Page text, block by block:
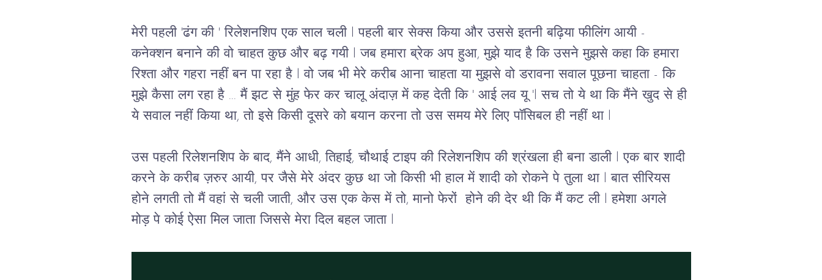
मेरी पहली 'ढंग की ' रिलेशनशिप एक साल चली l पहली बार सेक्स किया और उससे इतनी बढ़िया फीलिंग आयी -
कनेक्शन बनाने की वो चाहत कुछ और बढ़ गयी l जब हमारा ब्रेक अप हुआ, मुझे याद है कि उसने मुझसे कहा कि हमारा
रिश्ता और गहरा नहीं बन पा रहा है l वो जब भी मेरे करीब आना चाहता या मुझसे वो डरावना सवाल पूछना चाहता - कि
मुझे कैसा लग रहा है ... मैं झट से मुंह फेर कर चालू अंदाज़ में कह देती कि ' आई लव यू 'l सच तो ये था कि मैंने खुद से ही
ये सवाल नहीं किया था, तो इसे किसी दूसरे को बयान करना तो उस समय मेरे लिए पॉसिबल ही नहीं था l
उस पहली रिलेशनशिप के बाद, मैंने आधी, तिहाई, चौथाई टाइप की रिलेशनशिप की श्रंखला ही बना डाली l एक बार शादी
करने के करीब ज़रुर आयी, पर जैसे मेरे अंदर कुछ था जो किसी भी हाल में शादी को रोकने पे तुला था l बात सीरियस
होने लगती तो मैं वहां से चली जाती, और उस एक केस में तो, मानो फेरों  होने की देर थी कि मैं कट ली l हमेशा अगले
मोड़ पे कोई ऐसा मिल जाता जिससे मेरा दिल बहल जाता l